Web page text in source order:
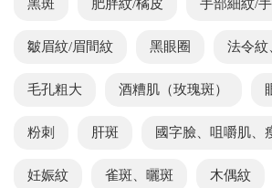
黑斑 肥胖紋/橘皮 手部細紋/
皺眉紋/眉間紋 黑眼圈 法令紋
毛孔粗大 酒糟肌（玫瑰斑）
粉刺 肝斑 國字臉、咀嚼肌、
妊娠紋 雀斑、曬斑 木偶紋